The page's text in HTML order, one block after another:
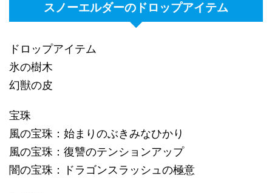
スノーエルダーのドロップアイテム
ドロップアイテム
氷の樹木
幻獣の皮
宝珠
風の宝珠：始まりのぶきみなひかり
風の宝珠：復讐のテンションアップ
闇の宝珠：ドラゴンスラッシュの極意